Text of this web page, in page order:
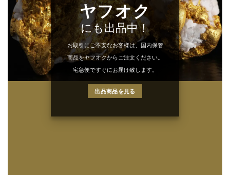
ヤフオク
にも出品中！
お取引にご不安なお客様は、国内保管
商品をヤフオクからご注文ください。
宅急便ですぐにお届け致します。
出品商品を見る